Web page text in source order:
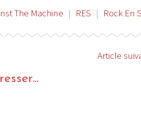
The Machine | RES | Rock En
Article